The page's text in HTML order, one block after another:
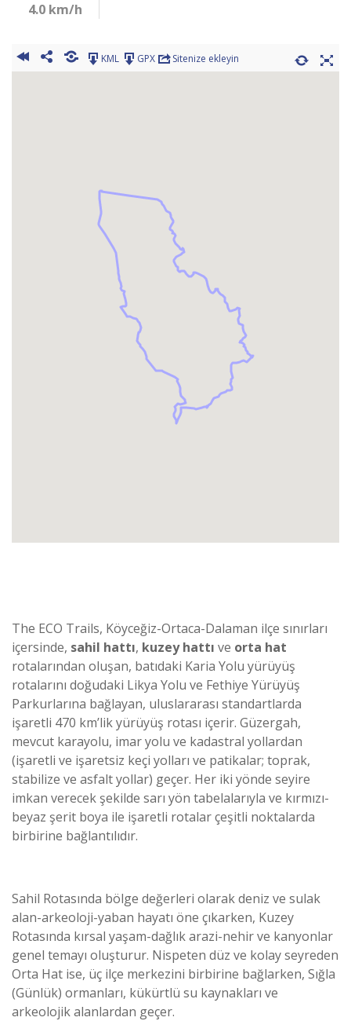
4.0 km/h
KML GPX Sitenize ekleyin
The ECO Trails, Köyceğiz-Ortaca-Dalaman ilçe sınırları
içersinde, sahil hattı, kuzey hattı ve orta hat
rotalarından oluşan, batıdaki Karia Yolu yürüyüş
rotalarını doğudaki Likya Yolu ve Fethiye Yürüyüş
Parkurlarına bağlayan, uluslararası standartlarda
işaretli 470 km’lik yürüyüş rotası içerir. Güzergah,
mevcut karayolu, imar yolu ve kadastral yollardan
(işaretli ve işaretsiz keçi yolları ve patikalar; toprak,
stabilize ve asfalt yollar) geçer. Her iki yönde seyire
imkan verecek şekilde sarı yön tabelalarıyla ve kırmızı-
beyaz şerit boya ile işaretli rotalar çeşitli noktalarda
birbirine bağlantılıdır.
Sahil Rotasında bölge değerleri olarak deniz ve sulak
alan-arkeoloji-yaban hayatı öne çıkarken, Kuzey
Rotasında kırsal yaşam-dağlık arazi-nehir ve kanyonlar
genel temayı oluşturur. Nispeten düz ve kolay seyreden
Orta Hat ise, üç ilçe merkezini birbirine bağlarken, Sığla
(Günlük) ormanları, kükürtlü su kaynakları ve
arkeolojik alanlardan geçer.